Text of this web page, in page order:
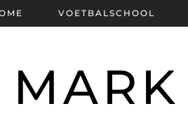
VOETBALSCHOOL